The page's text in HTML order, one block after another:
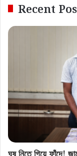
Recent